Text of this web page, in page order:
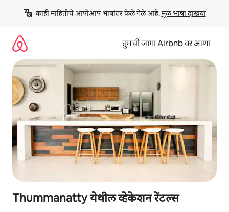
काही माहितीचे आपोआप भाषांतर केले गेले आहे. मूळ भाषा दाखवा
तुमची जागा Airbnb वर आणा
Thummanatty येथील व्हेकेशन रेंटल्स